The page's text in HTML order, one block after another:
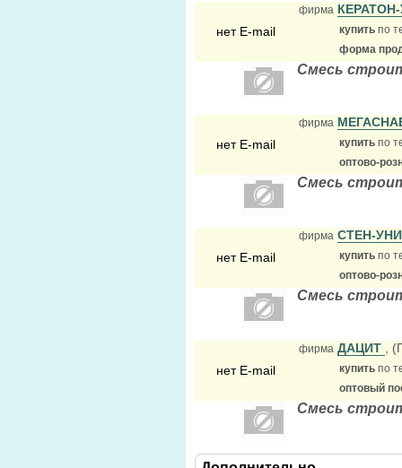
нет E-mail
фирма
купить по
форма
Смесь
нет E-mail
фирма
купить по
оптово-
Смесь
нет E-mail
фирма СТЕН-
купить по
оптово-
Смесь
нет E-mail
фирма ДАЦИТ ,
купить по
оптовый
Смесь